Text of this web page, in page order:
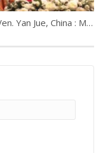
Most Ven. Yan Jue, China : Messages from Political and Religious leaders